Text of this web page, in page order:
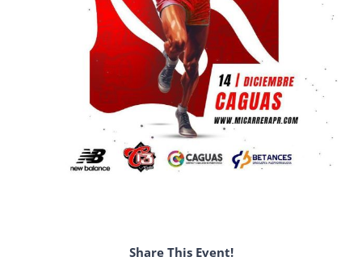
Share This Event!